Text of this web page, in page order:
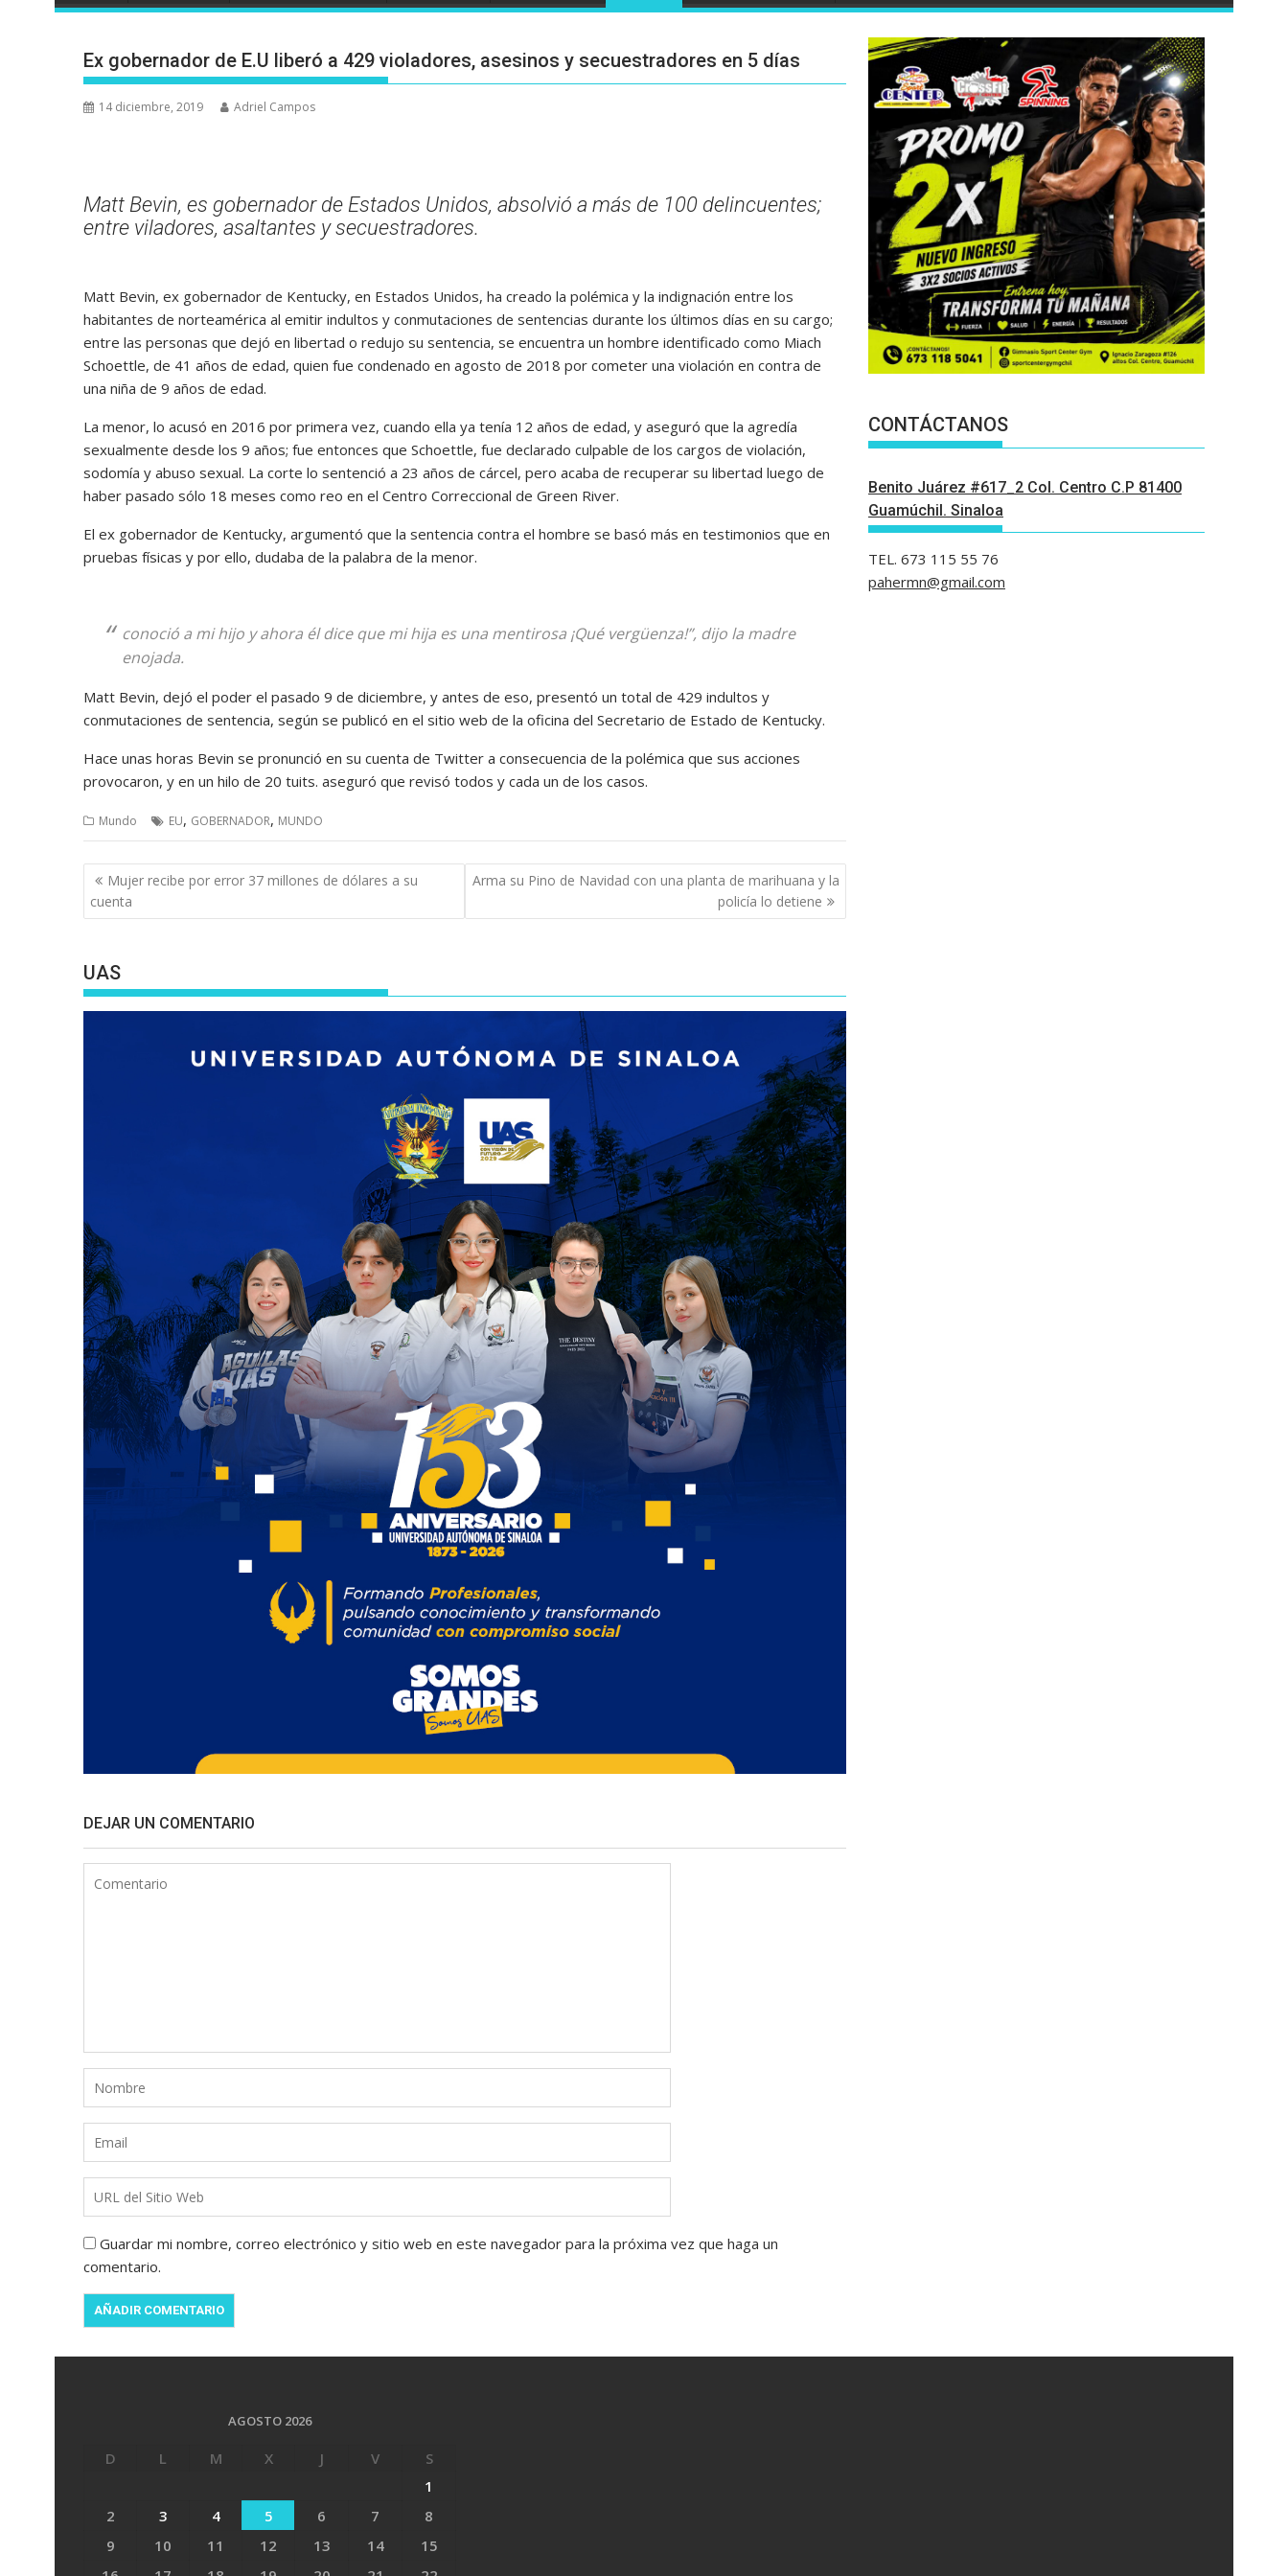
Ex gobernador de E.U liberó a 429 violadores, asesinos y secuestradores en 5 días
14 diciembre, 2019 Adriel Campos
Matt Bevin, es gobernador de Estados Unidos, absolvió a más de 100 delincuentes;
entre viladores, asaltantes y secuestradores.
Matt Bevin, ex gobernador de Kentucky, en Estados Unidos, ha creado la polémica y la indignación entre los
habitantes de norteamérica al emitir indultos y conmutaciones de sentencias durante los últimos días en su cargo;
entre las personas que dejó en libertad o redujo su sentencia, se encuentra un hombre identificado como Miach
Schoettle, de 41 años de edad, quien fue condenado en agosto de 2018 por cometer una violación en contra de
una niña de 9 años de edad.
La menor, lo acusó en 2016 por primera vez, cuando ella ya tenía 12 años de edad, y aseguró que la agredía
sexualmente desde los 9 años; fue entonces que Schoettle, fue declarado culpable de los cargos de violación,
sodomía y abuso sexual. La corte lo sentenció a 23 años de cárcel, pero acaba de recuperar su libertad luego de
haber pasado sólo 18 meses como reo en el Centro Correccional de Green River.
El ex gobernador de Kentucky, argumentó que la sentencia contra el hombre se basó más en testimonios que en
pruebas físicas y por ello, dudaba de la palabra de la menor.
conoció a mi hijo y ahora él dice que mi hija es una mentirosa ¡Qué vergüenza!”, dijo la madre
enojada.
Matt Bevin, dejó el poder el pasado 9 de diciembre, y antes de eso, presentó un total de 429 indultos y
conmutaciones de sentencia, según se publicó en el sitio web de la oficina del Secretario de Estado de Kentucky.
Hace unas horas Bevin se pronunció en su cuenta de Twitter a consecuencia de la polémica que sus acciones
provocaron, y en un hilo de 20 tuits. aseguró que revisó todos y cada un de los casos.
Mundo EU, GOBERNADOR, MUNDO
Navegación
de
entradas
Mujer recibe por error 37 millones de dólares a su
cuenta
Arma su Pino de Navidad con una planta de marihuana y la
policía lo detiene
UAS
DEJAR UN COMENTARIO
Guardar mi nombre, correo electrónico y sitio web en este navegador para la próxima vez que haga un
comentario.
CONTÁCTANOS
Benito Juárez #617_2 Col. Centro C.P 81400
Guamúchil. Sinaloa
TEL. 673 115 55 76
pahermn@gmail.com
AGOSTO 2026
D L M X J V
S
1
2
3 4 5 6 7
8
9
10 11 12 13 14
15